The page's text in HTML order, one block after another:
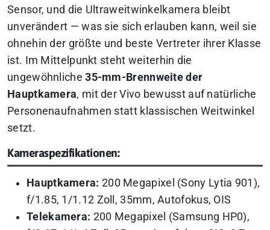
Sensor, und die Ultraweitwinkelkamera bleibt
unverändert — was sie sich erlauben kann, weil sie
ohnehin der größte und beste Vertreter ihrer Klasse
ist. Im Mittelpunkt steht weiterhin die
ungewöhnliche35-mm-Brennweite der
Hauptkamera, mit der Vivo bewusst auf natürliche
Personenaufnahmen statt klassischen Weitwinkel
setzt.
Kameraspezifikationen:
Hauptkamera: 200 Megapixel (Sony Lytia 901),
f/1.85, 1/1.12 Zoll, 35mm, Autofokus, OIS
Telekamera: 200 Megapixel (Samsung HP0),